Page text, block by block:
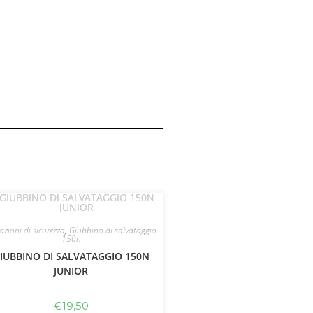
di sicurezza, Giubbino di salvataggio
150n
DI SALVATAGGIO 150N
JUNIOR
€19,50